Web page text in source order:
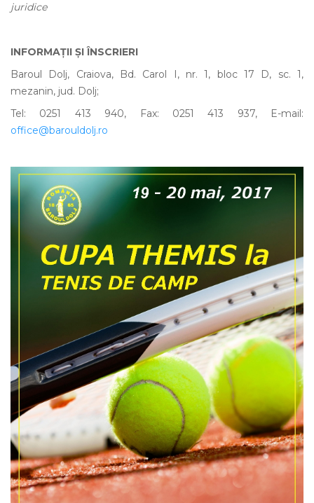
juridice
INFORMAȚII ȘI ÎNSCRIERI
Baroul Dolj, Craiova, Bd. Carol I, nr. 1, bloc 17 D, sc. 1,
mezanin, jud. Dolj;
Tel: 0251 413 940, Fax: 0251 413 937, E-mail:
office@barouldolj.ro